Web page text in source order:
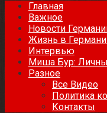
Главная
Важное
Новости
Жизнь в
Интервью
Миша Бур:
Разное
Все Видео
Политика
Контакты